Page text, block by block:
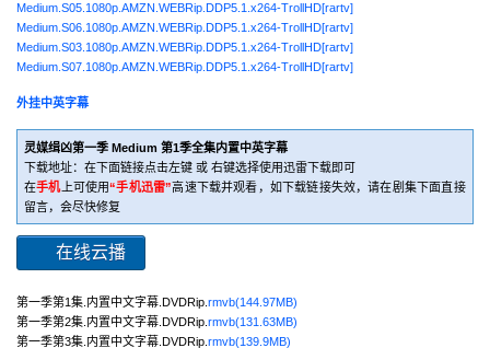
Medium.S05.1080p.AMZN.WEBRip.DDP5.1.x264-TrollHD[rartv]
Medium.S06.1080p.AMZN.WEBRip.DDP5.1.x264-TrollHD[rartv]
Medium.S03.1080p.AMZN.WEBRip.DDP5.1.x264-TrollHD[rartv]
Medium.S07.1080p.AMZN.WEBRip.DDP5.1.x264-TrollHD[rartv]
外挂中英字幕
灵媒缉凶第一季 Medium 第1季全集内置中英字幕
下载地址：在下面链接点击左键 或 右键选择使用迅雷下载即可
在手机上可使用“手机迅雷”高速下载并观看，如下载链接失效，请在剧集下面直接
留言，会尽快修复
在线云播
第一季第1集.内置中文字幕.DVDRip.rmvb(144.97MB)
第一季第2集.内置中文字幕.DVDRip.rmvb(131.63MB)
第一季第3集.内置中文字幕.DVDRip.rmvb(139.9MB)